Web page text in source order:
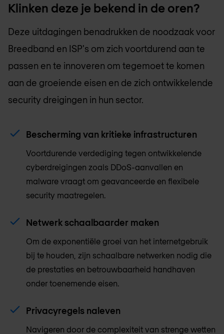
Klinken deze je bekend in de oren?
Deze uitdagingen benadrukken de noodzaak voor
Breedband en ISP's om zich voortdurend aan te
passen en te innoveren om tegemoet te komen
aan de groeiende eisen en de zich ontwikkelende
security dreigingen in hun sector.
Bescherming van kritieke infrastructuren
Voortdurende verdediging tegen ontwikkelende
cyberdreigingen zoals DDoS-aanvallen en
malware vraagt om geavanceerde en flexibele
security maatregelen.
Netwerk schaalbaarder maken
Om de exponentiële groei van het internetgebruik
bij te houden, zijn schaalbare netwerken nodig die
de prestaties en betrouwbaarheid handhaven
onder toenemende eisen.
Privacyregels naleven
Navigeren door de complexiteit van strenge wetten